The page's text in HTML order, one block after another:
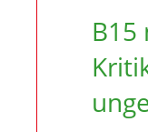
B15